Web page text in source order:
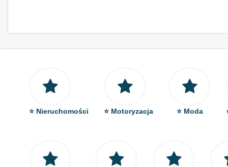
⭐ Nieruchomości ⭐ Motoryzacja ⭐ Moda